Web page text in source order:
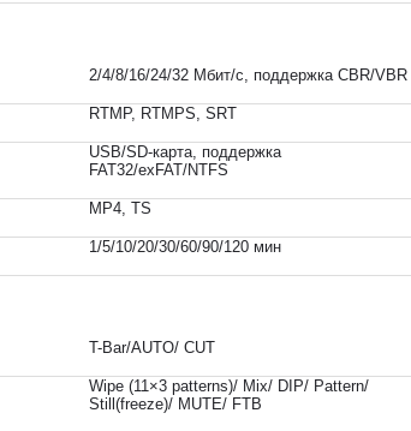
2/4/8/16/24/32 Мбит/с, поддержка CBR/VBR
RTMP, RTMPS, SRT
USB/SD-карта, поддержка
FAT32/exFAT/NTFS
MP4, TS
1/5/10/20/30/60/90/120 мин
T-Bar/AUTO/ CUT
Wipe (11×3 patterns)/ Mix/ DIP/ Pattern/
Still(freeze)/ MUTE/ FTB